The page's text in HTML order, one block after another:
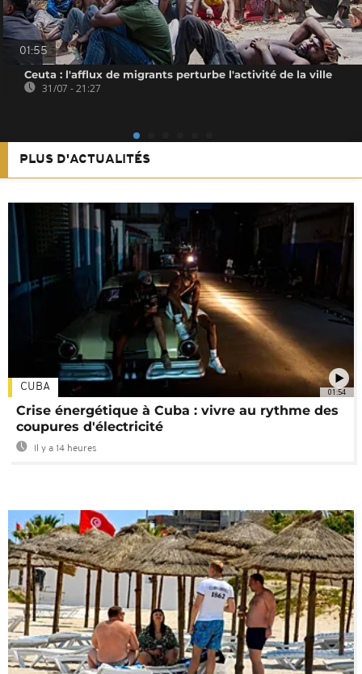
01:55
Ceuta : l'afflux de migrants perturbe l'activité de la ville
31/07 - 21:27
PLUS D'ACTUALITÉS
01:54
CUBA
Crise énergétique à Cuba : vivre au rythme des
coupures d'électricité
Il y a 14 heures